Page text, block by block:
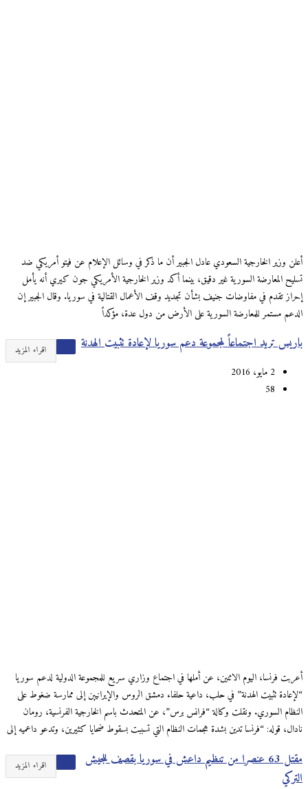
أعلن وزير الخارجية السعودي عادل الجبير أن ما ذكر في وسائل الإعلام عن فيتو أمريكي ضد
تسليح المعارضة السورية غير دقيق، بينما أكد وزير الخارجية الأمريكي جون كيري أنه يأمل
إحراز تقدم في مفاوضات جنيف بشأن تجديد وقف الأعمال القتالية في سوريا. وقال الجبير إن
الدعم مستمر للمعارضة السورية على الأرض من دول عدة، مؤكداً
اقراء المزيد باريس تريد اجتماعاً لمجموعة دعم سوريا لإعادة تثبيت الهدنة
58
أعربت فرنسا، اليوم الاثنين، عن أملها في اجتماع وزاري سريع للمجموعة الدولية لدعم سوريا
“لإعادة تثبيت الهدنة” في حلب، داعية حلفاء دمشق الروس والإيرانيين إلى ممارسة ضغوط على
النظام السوري. ونقلت وكالة “فرانس برس”، عن المتحدث باسم الخارجية الفرنسية، رومان
نادال، قوله: “فرنسا تدين بشدة هجمات النظام التي تسببت بسقوط ضحايا كثيرين، وتدعو داعميه إلى
اقراء المزيد
مقتل 63 عنصرا من تنظيم داعش في سوريا بقصف للجيش
التركي